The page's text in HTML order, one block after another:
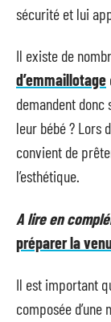
sécurité et lui
Il existe de
d’emmaillotage
demandent
leur bébé ? Lors
convient de
l’esthétique.
A lire en
préparer la
Il est important
composée